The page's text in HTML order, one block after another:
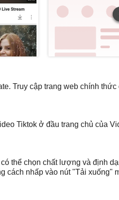
Truy cập trang web chính
Tiktok ở đầu trang chủ của
thể chọn chất lượng và định
cách nhấp vào nút "Tải xuống"